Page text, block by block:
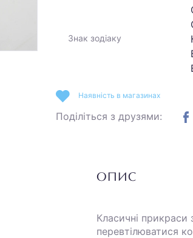
Знак зодіаку
Наявність в магазинах
Поділіться з друзями:
ОПИС
Класичні
перевтілюватися